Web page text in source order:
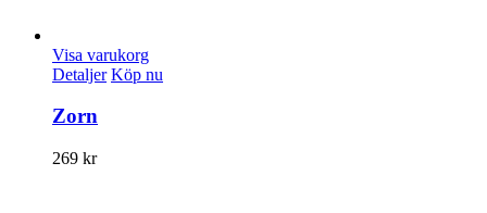
Visa varukorg
Detaljer Köp nu
Zorn
269 kr